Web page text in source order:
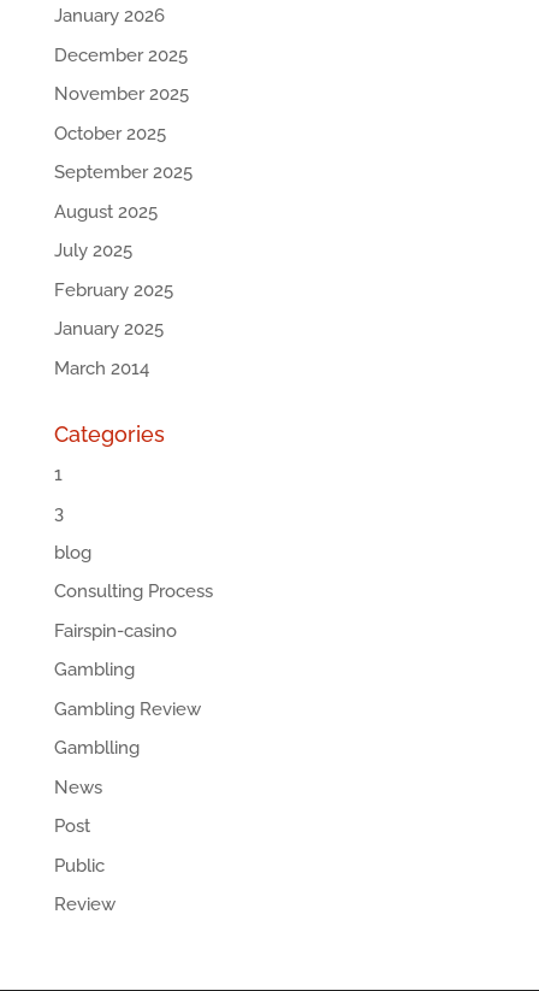
January 2026
December 2025
November 2025
October 2025
September 2025
August 2025
July 2025
February 2025
January 2025
March 2014
Categories
1
3
blog
Consulting Process
Fairspin-casino
Gambling
Gambling Review
Gamblling
News
Post
Public
Review